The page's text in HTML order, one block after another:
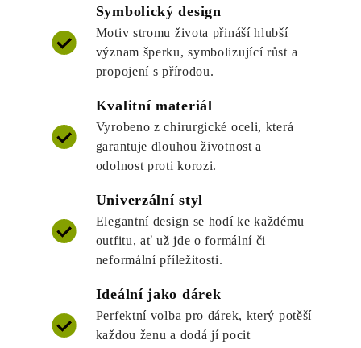
Symbolický design
Motiv stromu života přináší hlubší
význam šperku, symbolizující růst a
propojení s přírodou.
Kvalitní materiál
Vyrobeno z chirurgické oceli, která
garantuje dlouhou životnost a
odolnost proti korozi.
Univerzální styl
Elegantní design se hodí ke každému
outfitu, ať už jde o formální či
neformální příležitosti.
Ideální jako dárek
Perfektní volba pro dárek, který potěší
každou ženu a dodá jí pocit